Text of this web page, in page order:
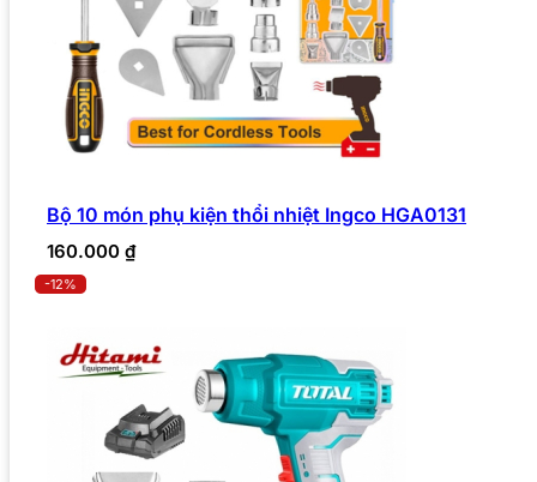
Bộ 10 món phụ kiện thổi nhiệt Ingco HGA0131
160.000 ₫
-12%